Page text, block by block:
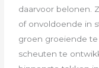
daarvoor belonen.
of onvoldoende in
groen groeiende
scheuten te